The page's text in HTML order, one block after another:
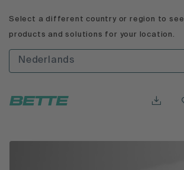
Select a different country or region to see
products and solutions for your location.
Nederlands